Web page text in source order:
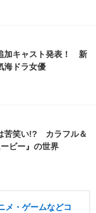
加キャスト発表！ 新
海ドラ女優
苦笑い!? カラフル＆
ビー』の世界
メ・ゲームなどコ